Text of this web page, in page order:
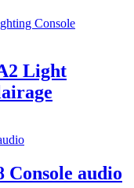
Light
audio